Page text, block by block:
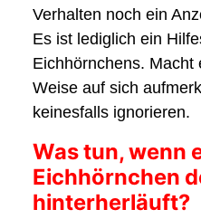
Verhalten noch ein
Es ist lediglich ein
Eichhörnchens. Macht
Weise auf sich
keinesfalls ignorieren.
Was tun, wenn
Eichhörnchen
hinterherläuft?